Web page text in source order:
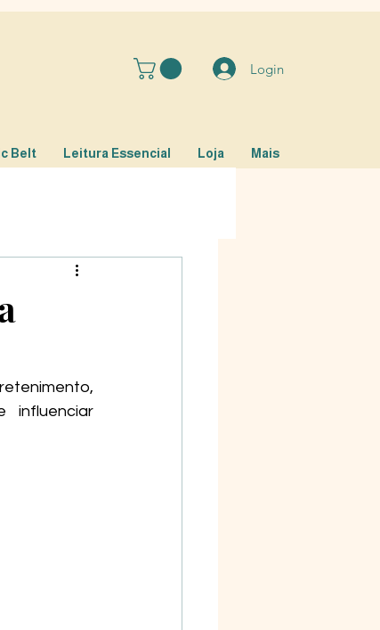
Login
Belt Leitura Essencial Loja Mais
influenciar